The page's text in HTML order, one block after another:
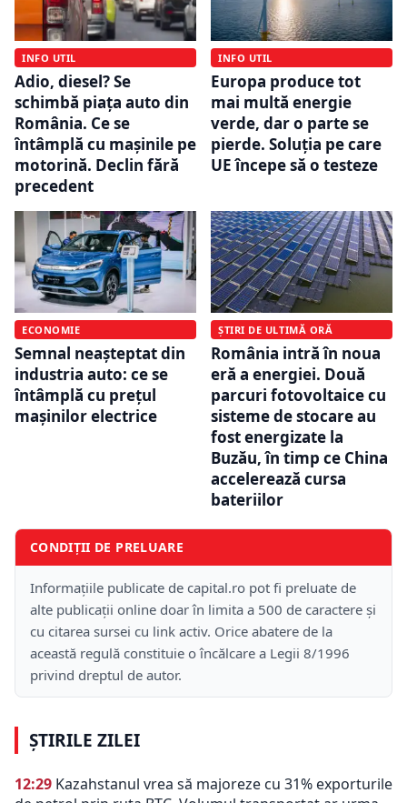
INFO UTIL
Adio, diesel? Se
schimbă piața auto din
România. Ce se
întâmplă cu mașinile pe
motorină. Declin fără
precedent
INFO UTIL
Europa produce tot
mai multă energie
verde, dar o parte se
pierde. Soluția pe care
UE începe să o testeze
ECONOMIE
Semnal neașteptat din
industria auto: ce se
întâmplă cu prețul
mașinilor electrice
ȘTIRI DE ULTIMĂ ORĂ
România intră în noua
eră a energiei. Două
parcuri fotovoltaice cu
sisteme de stocare au
fost energizate la
Buzău, în timp ce China
accelerează cursa
bateriilor
CONDIȚII DE PRELUARE
Informațiile publicate de capital.ro pot fi preluate de
alte publicații online doar în limita a 500 de caractere și
cu citarea sursei cu link activ. Orice abatere de la
această regulă constituie o încălcare a Legii 8/1996
privind dreptul de autor.
ȘTIRILE ZILEI
12:29 Kazahstanul vrea să majoreze cu 31% exporturile